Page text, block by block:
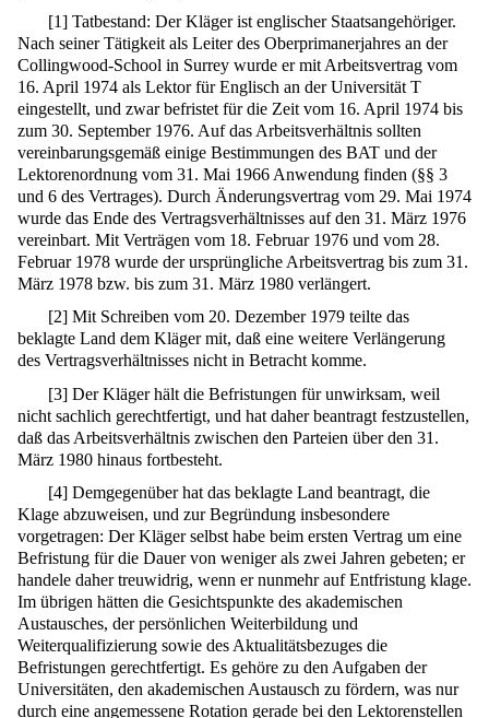
[1] Tatbestand: Der Kläger ist englischer Staatsangehöriger.
Nach seiner Tätigkeit als Leiter des Oberprimanerjahres an der
Collingwood-School in Surrey wurde er mit Arbeitsvertrag vom
16. April 1974 als Lektor für Englisch an der Universität T
eingestellt, und zwar befristet für die Zeit vom 16. April 1974 bis
zum 30. September 1976. Auf das Arbeitsverhältnis sollten
vereinbarungsgemäß einige Bestimmungen des BAT und der
Lektorenordnung vom 31. Mai 1966 Anwendung finden (§§ 3
und 6 des Vertrages). Durch Änderungsvertrag vom 29. Mai 1974
wurde das Ende des Vertragsverhältnisses auf den 31. März 1976
vereinbart. Mit Verträgen vom 18. Februar 1976 und vom 28.
Februar 1978 wurde der ursprüngliche Arbeitsvertrag bis zum 31.
März 1978 bzw. bis zum 31. März 1980 verlängert.
[2] Mit Schreiben vom 20. Dezember 1979 teilte das
beklagte Land dem Kläger mit, daß eine weitere Verlängerung
des Vertragsverhältnisses nicht in Betracht komme.
[3] Der Kläger hält die Befristungen für unwirksam, weil
nicht sachlich gerechtfertigt, und hat daher beantragt festzustellen,
daß das Arbeitsverhältnis zwischen den Parteien über den 31.
März 1980 hinaus fortbesteht.
[4] Demgegenüber hat das beklagte Land beantragt, die
Klage abzuweisen, und zur Begründung insbesondere
vorgetragen: Der Kläger selbst habe beim ersten Vertrag um eine
Befristung für die Dauer von weniger als zwei Jahren gebeten; er
handele daher treuwidrig, wenn er nunmehr auf Entfristung klage.
Im übrigen hätten die Gesichtspunkte des akademischen
Austausches, der persönlichen Weiterbildung und
Weiterqualifizierung sowie des Aktualitätsbezuges die
Befristungen gerechtfertigt. Es gehöre zu den Aufgaben der
Universitäten, den akademischen Austausch zu fördern, was nur
durch eine angemessene Rotation gerade bei den Lektorenstellen